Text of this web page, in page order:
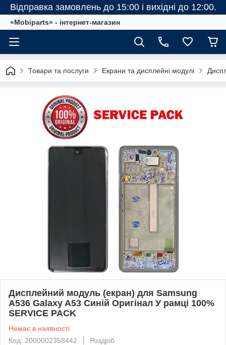
Відправка замовлень до 15:00 і вихідні до 12:00.
«Mobiparts» - інтернет-магазин
Товари та послуги Екрани та дисплейні модулі
Дисплейний модуль (екран) для Samsung
A536 Galaxy A53 Синій Оригінал У рамці 100%
SERVICE PACK
Немає в наявності
Код: 2000002358442
Роздріб